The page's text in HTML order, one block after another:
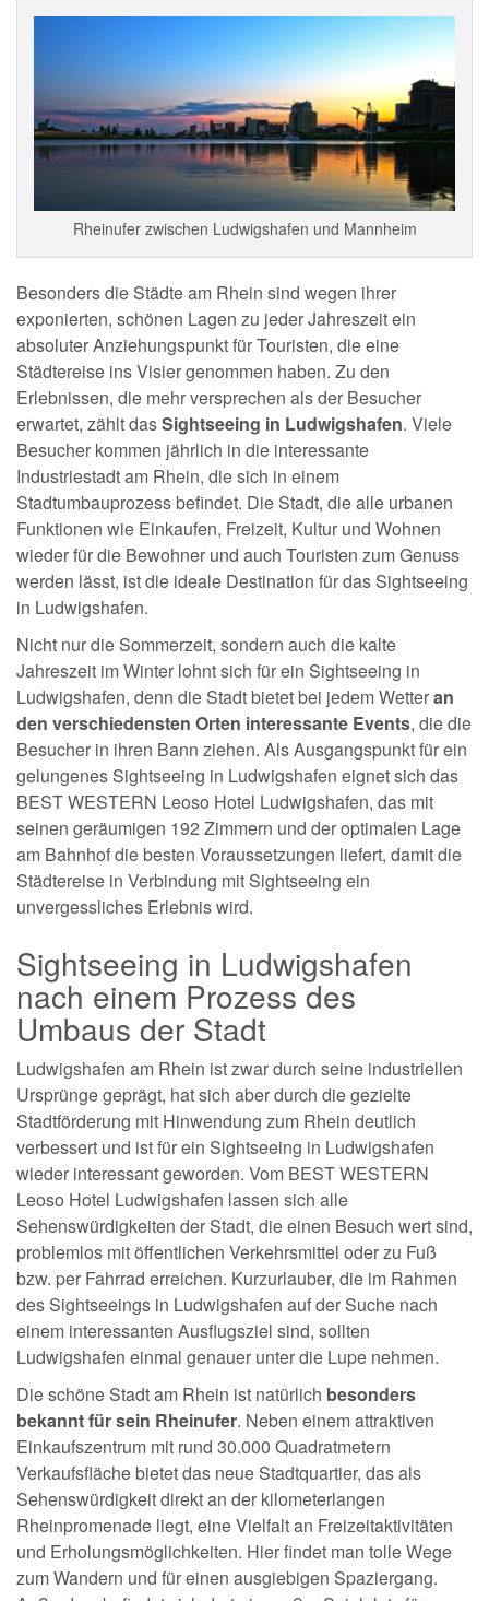
Rheinufer zwischen Ludwigshafen und Mannheim
Besonders die Städte am Rhein sind wegen ihrer
exponierten, schönen Lagen zu jeder Jahreszeit ein
absoluter Anziehungspunkt für Touristen, die eine
Städtereise ins Visier genommen haben. Zu den
Erlebnissen, die mehr versprechen als der Besucher
erwartet, zählt dasSightseeing in Ludwigshafen. Viele
Besucher kommen jährlich in die interessante
Industriestadt am Rhein, die sich in einem
Stadtumbauprozess befindet. Die Stadt, die alle urbanen
Funktionen wie Einkaufen, Freizeit, Kultur und Wohnen
wieder für die Bewohner und auch Touristen zum Genuss
werden lässt, ist die ideale Destination für das Sightseeing
in Ludwigshafen.
Nicht nur die Sommerzeit, sondern auch die kalte
Jahreszeit im Winter lohnt sich für ein Sightseeing in
Ludwigshafen, denn die Stadt bietet bei jedem Wetteran
den verschiedensten Orten interessante Events, die die
Besucher in ihren Bann ziehen. Als Ausgangspunkt für ein
gelungenes Sightseeing in Ludwigshafen eignet sich das
BEST WESTERN Leoso Hotel Ludwigshafen, das mit
seinen geräumigen 192 Zimmern und der optimalen Lage
am Bahnhof die besten Voraussetzungen liefert, damit die
Städtereise in Verbindung mit Sightseeing ein
unvergessliches Erlebnis wird.
Sightseeing in Ludwigshafen
nach einem Prozess des
Umbaus der Stadt
Ludwigshafen am Rhein ist zwar durch seine industriellen
Ursprünge geprägt, hat sich aber durch die gezielte
Stadtförderung mit Hinwendung zum Rhein deutlich
verbessert und ist für ein Sightseeing in Ludwigshafen
wieder interessant geworden. Vom BEST WESTERN
Leoso Hotel Ludwigshafen lassen sich alle
Sehenswürdigkeiten der Stadt, die einen Besuch wert sind,
problemlos mit öffentlichen Verkehrsmittel oder zu Fuß
bzw. per Fahrrad erreichen. Kurzurlauber, die im Rahmen
des Sightseeings in Ludwigshafen auf der Suche nach
einem interessanten Ausflugsziel sind, sollten
Ludwigshafen einmal genauer unter die Lupe nehmen.
Die schöne Stadt am Rhein ist natürlich besonders
bekannt für sein Rheinufer. Neben einem attraktiven
Einkaufszentrum mit rund 30.000 Quadratmetern
Verkaufsfläche bietet das neue Stadtquartier, das als
Sehenswürdigkeit direkt an der kilometerlangen
Rheinpromenade liegt, eine Vielfalt an Freizeitaktivitäten
und Erholungsmöglichkeiten. Hier findet man tolle Wege
zum Wandern und für einen ausgiebigen Spaziergang.